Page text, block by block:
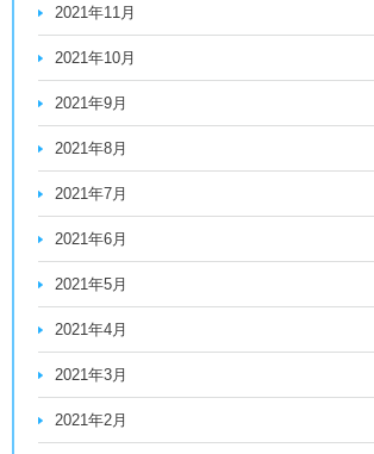
2021年11月
2021年10月
2021年9月
2021年8月
2021年7月
2021年6月
2021年5月
2021年4月
2021年3月
2021年2月